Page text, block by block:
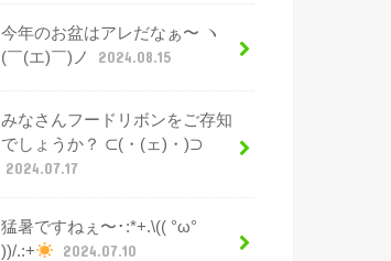
今年のお盆はアレだなぁ〜 ヽ
(￣(エ)￣)ノ
2024.08.15
みなさんフードリボンをご存知
でしょうか？ ⊂(・(ェ)・)⊃
2024.07.17
猛暑ですねぇ〜･:*+.\(( °ω°
))/.:+
2024.07.10